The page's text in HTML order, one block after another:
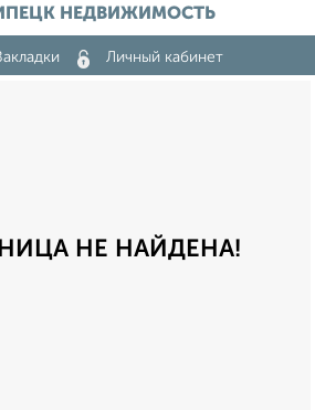
НЕДВИЖИМОСТЬ
Личный кабинет
НЕ НАЙДЕНА!